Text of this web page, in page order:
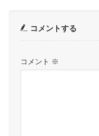
コメントする
コメント ※